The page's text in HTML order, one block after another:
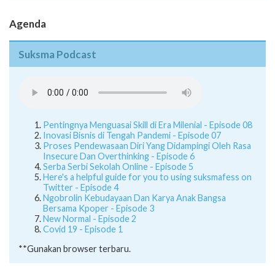
Agenda
Suksma Podcast
Pentingnya Menguasai Skill di Era Milenial - Episode 08
Inovasi Bisnis di Tengah Pandemi - Episode 07
Proses Pendewasaan Diri Yang Didampingi Oleh Rasa
Insecure Dan Overthinking - Episode 6
Serba Serbi Sekolah Online - Episode 5
Here's a helpful guide for you to using suksmafess on
Twitter - Episode 4
Ngobrolin Kebudayaan Dan Karya Anak Bangsa
Bersama Kpoper - Episode 3
New Normal - Episode 2
Covid 19 - Episode 1
**Gunakan browser terbaru.